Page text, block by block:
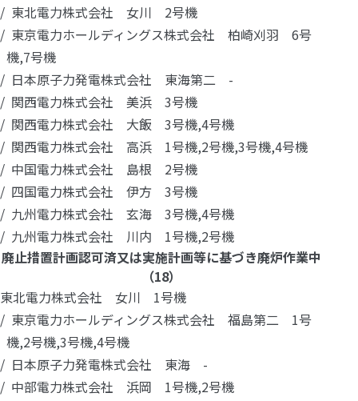
東北電力株式会社 女川 2号機
東京電力ホールディングス株式会社 柏崎刈羽 6号
機,7号機
日本原子力発電株式会社 東海第二 -
関西電力株式会社 美浜 3号機
関西電力株式会社 大飯 3号機,4号機
関西電力株式会社 高浜 1号機,2号機,3号機,4号機
中国電力株式会社 島根 2号機
四国電力株式会社 伊方 3号機
九州電力株式会社 玄海 3号機,4号機
九州電力株式会社 川内 1号機,2号機
廃止措置計画認可済又は実施計画等に基づき廃炉作業中
（18）
東北電力株式会社 女川 1号機
東京電力ホールディングス株式会社 福島第二 1号
機,2号機,3号機,4号機
日本原子力発電株式会社 東海 -
中部電力株式会社 浜岡 1号機,2号機